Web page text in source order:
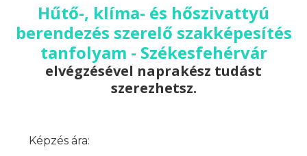
Hűtő-, klíma- és hőszivattyú
berendezés szerelő szakképesítés
tanfolyam - Székesfehérvár
elvégzésével naprakész tudást
szerezhetsz.
Képzés ára: